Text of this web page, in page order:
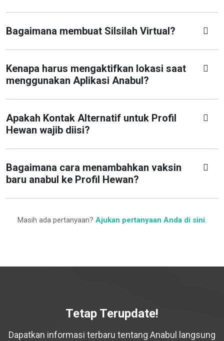
Bagaimana membuat Silsilah Virtual?
Kenapa harus mengaktifkan lokasi saat
menggunakan Aplikasi Anabul?
Apakah Kontak Alternatif untuk Profil
Hewan wajib diisi?
Bagaimana cara menambahkan vaksin
baru anabul ke Profil Hewan?
Masih ada pertanyaan? Ajukan pertanyaan Anda di sini.
Tetap Terupdate!
Dapatkan informasi terbaru tentang Anabul langsung